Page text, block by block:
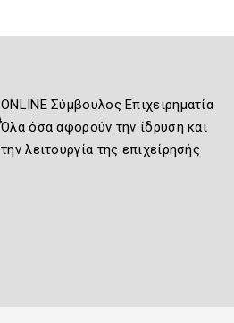
ONLINE Σύμβουλος Επιχειρηματία
Όλα όσα αφορούν την ίδρυση και
την λειτουργία της επιχείρησής